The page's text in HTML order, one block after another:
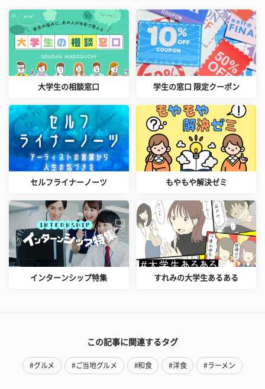
大学生の相談窓口 学生の窓口 限定クーポン
セルフライナーノーツ もやもや解決ゼミ
インターンシップ特集 すれみの大学生あるある
この記事に関連するタグ
#グルメ #ご当地グルメ #和食 #洋食 #ラーメン